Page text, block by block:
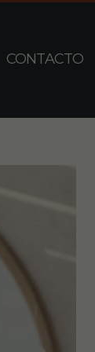
CONTACTO